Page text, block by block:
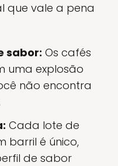
que vale a pena
sabor: Os cafés
uma explosão
não encontra
Cada lote de
barril é único,
de sabor